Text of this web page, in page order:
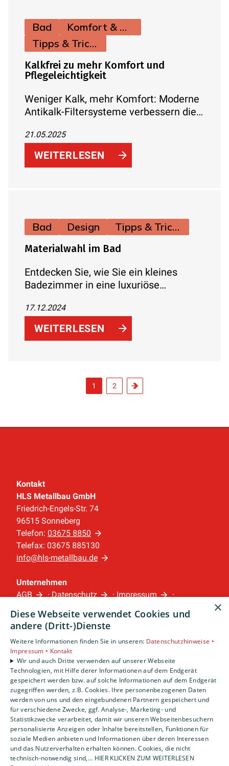
Bad
Komfort & Hygiene
Tipps & Tricks
Kalkfrei zu mehr Komfort und
Pflegeleichtigkeit
Weniger Kalk, mehr Komfort: Moderne
Antikalk-Filtersysteme verbessern die
reduzieren Kalkablagerungen und
erleichtern die Reinigung. Schützen Sie
Ihre Armaturen und Badflächen effektiv
21.05.2025
WEITERLESEN
Bad Design Tipps & Tricks
Materialwahl im Bad
Entdecken Sie, wie Sie ein kleines
Badezimmer in eine luxuriöse
optischen Tricks, platzsparenden
Möbeln, innovativen Technologien und
stilvollen Akzenten maximieren Sie den
Wohlfühlatmosphäre.
17.12.2024
WEITERLESEN
1 2
Kontakt
HLS Metallbau GmbH
Friedrich-Engels-Str. 74
96515 Sonneberg
Telefon: 03675 8850
Telefax: 03675 885130
info@hls-metallbau.de
Unternehmen
AGB
·Datenschutz ·Impressum
·
Privatkunden
Gewerbekunden
Karriere
Unternehmen
Standorte
Sonneberg
×
Diese Webseite verwendet Cookies und
andere (Dritt-)Dienste
Weitere Informationen finden Sie in unseren: Datenschutzhinweise •
Impressum • Kontakt
Wir und auch Dritte verwenden auf unserer Webseite
Technologien, mit Hilfe derer Informationen auf dem Endgerät
gespeichert werden bzw. auf solche Informationen auf dem Endgerät
zugegriffen werden, z.B. Cookies. Ihre personenbezogenen Daten
werden von uns und den eingebundenen Partnern gespeichert und
für verschiedene Zwecke, ggf. Analyse-, Marketing- und
Statistikzwecke verarbeitet, damit wir unseren Webseitenbesuchern
personalisierte Anzeigen oder Inhalte bereitstellen, Funktionen für
soziale Medien anbieten und Informationen über deren Interessen
und das Nutzerverhalten erhalten können. Cookies, die nicht
technisch-notwendig sind,... HIER KLICKEN ZUM WEITERLESEN